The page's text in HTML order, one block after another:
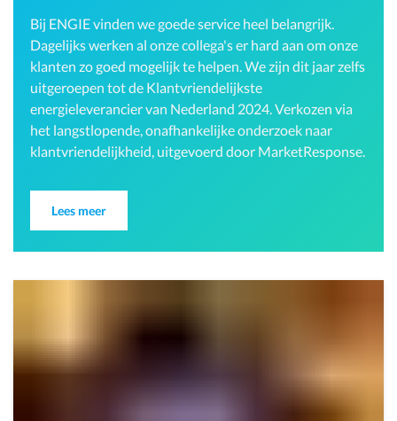
Bij ENGIE vinden we goede service heel belangrijk.
Dagelijks werken al onze collega's er hard aan om onze
klanten zo goed mogelijk te helpen. We zijn dit jaar zelfs
uitgeroepen tot de Klantvriendelijkste
energieleverancier van Nederland 2024. Verkozen via
het langstlopende, onafhankelijke onderzoek naar
klantvriendelijkheid, uitgevoerd door MarketResponse.
Lees meer